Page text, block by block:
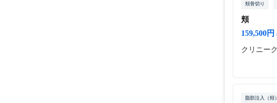
頬骨切り
頬
159,500円
クリニー
脂肪注入（頬）